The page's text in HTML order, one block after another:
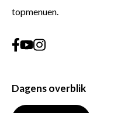
topmenuen.
Dagens overblik